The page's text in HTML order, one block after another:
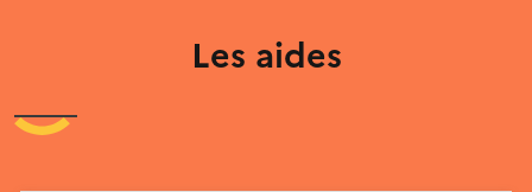
Les aides